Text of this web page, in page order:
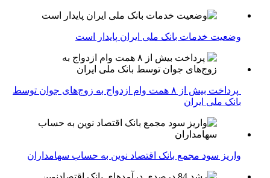
وضعیت خدمات بانک ملی ایران پایدار است
پرداخت بیش از ۸ همت وام ازدواج به زوج‌های جوان توسط
بانک ملی ایران
واریز سود مجمع بانک اقتصاد نوین به حساب سهامداران